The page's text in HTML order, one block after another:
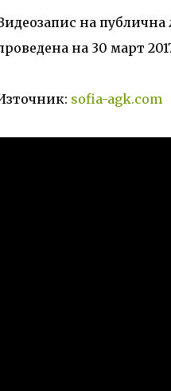
на
на 30 март
sofia-agk.com